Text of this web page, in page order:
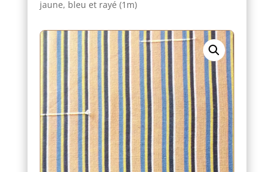
jaune, bleu et rayé (1m)